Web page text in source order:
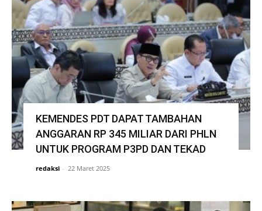
KEMENDES PDT DAPAT TAMBAHAN
ANGGARAN RP 345 MILIAR DARI PHLN
UNTUK PROGRAM P3PD DAN TEKAD
redaksi - 22 Maret 2025